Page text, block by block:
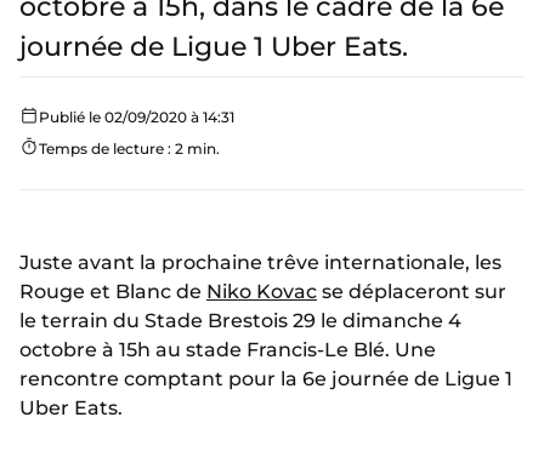
octobre à 15h, dans le cadre de la 6e
journée de Ligue 1 Uber Eats.
Publié le 02/09/2020 à 14:31
Temps de lecture : 2 min.
Juste avant la prochaine trêve internationale, les
Rouge et Blanc de Niko Kovac se déplaceront sur
le terrain du Stade Brestois 29 le dimanche 4
octobre à 15h au stade Francis-Le Blé. Une
rencontre comptant pour la 6e journée de Ligue 1
Uber Eats.